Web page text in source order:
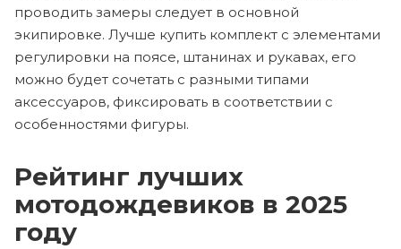
проводить замеры следует в основной
экипировке. Лучше купить комплект с элементами
регулировки на поясе, штанинах и рукавах, его
можно будет сочетать с разными типами
аксессуаров, фиксировать в соответствии с
особенностями фигуры.
Рейтинг лучших
мотодождевиков в 2025
году